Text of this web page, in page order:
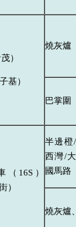
）
基）
燒灰爐
巴掌圍
（16S）
）
半邊橙
西灣/
國馬路
燒灰爐